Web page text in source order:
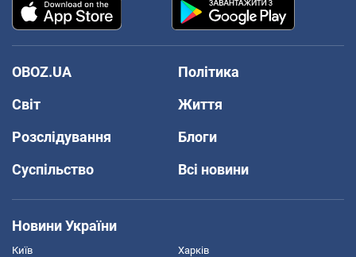
OBOZ.UA
Політика
Світ
Життя
Розслідування
Блоги
Суспільство
Всі новини
Новини України
Київ Харків